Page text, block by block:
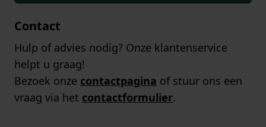
Contact
Hulp of advies nodig? Onze klantenservice
helpt u graag!
Bezoek onze contactpagina of stuur ons een
vraag via het contactformulier.